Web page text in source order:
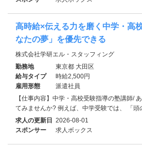
高時給×伝える力を磨く中学・高
なたの夢」を優先できる
株式会社学研エル・スタッフィング
勤務地
東京都 大田区
給与タイプ
時給2,500円
雇用形態
派遣社員
【仕事内容】中学・高校受験指導の塾講師/
てみませんか? 例えば、中学受験では、 「頭
求人の更新日 2026-08-01
スポンサー
求人ボックス